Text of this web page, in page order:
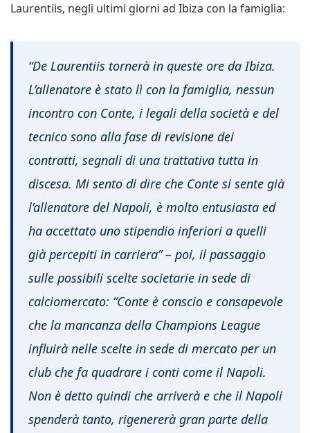
Laurentiis, negli ultimi giorni ad Ibiza con la famiglia:
“De Laurentiis tornerà in queste ore da Ibiza.
L’allenatore è stato lì con la famiglia, nessun
incontro con Conte, i legali della società e del
tecnico sono alla fase di revisione dei
contratti, segnali di una trattativa tutta in
discesa. Mi sento di dire che Conte si sente già
l’allenatore del Napoli, è molto entusiasta ed
ha accettato uno stipendio inferiori a quelli
già percepiti in carriera”– poi, il passaggio
sulle possibili scelte societarie in sede di
calciomercato: “Conte è conscio e consapevole
che la mancanza della Champions League
influirà nelle scelte in sede di mercato per un
club che fa quadrare i conti come il Napoli.
Non è detto quindi che arriverà e che il Napoli
spenderà tanto, rigenererà gran parte della